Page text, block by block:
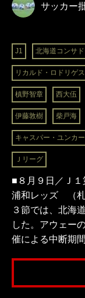
サッカー
J1 北海道コンサ
リカルド・ロドリゲス
槙野智章 西大伍
伊藤敦樹 柴戸海
キャスパー・ユンカー
Ｊリーグ
■８月９日／Ｊ
浦和レッズ （
３節では、北海
した。アウェー
催による中断期